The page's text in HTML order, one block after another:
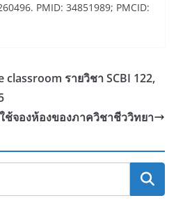
PMID: 34851989; PMCID:
รายวิชา SCBI 122,
ช้จองห้องของภาควิชาชีววิทยา